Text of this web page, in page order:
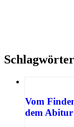
Vom
dem Abitur